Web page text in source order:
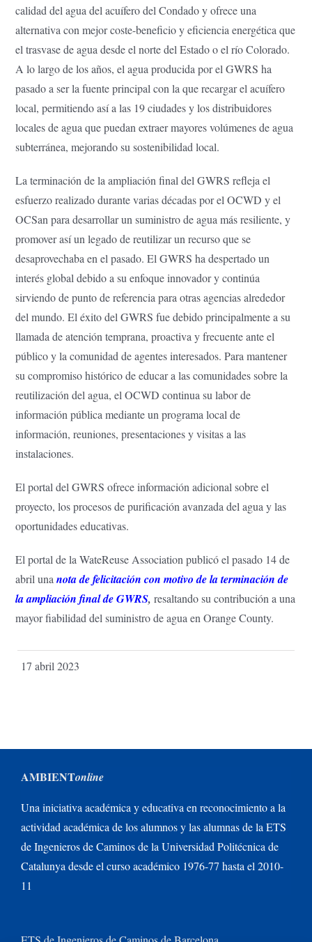
calidad del agua del acuífero del Condado y ofrece una
alternativa con mejor coste-beneficio y eficiencia energética que
el trasvase de agua desde el norte del Estado o el río Colorado.
A lo largo de los años, el agua producida por el GWRS ha
pasado a ser la fuente principal con la que recargar el acuífero
local, permitiendo así a las 19 ciudades y los distribuidores
locales de agua que puedan extraer mayores volúmenes de agua
subterránea, mejorando su sostenibilidad local.
La terminación de la ampliación final del GWRS refleja el
esfuerzo realizado durante varias décadas por el OCWD y el
OCSan para desarrollar un suministro de agua más resiliente, y
promover así un legado de reutilizar un recurso que se
desaprovechaba en el pasado. El GWRS ha despertado un
interés global debido a su enfoque innovador y continúa
sirviendo de punto de referencia para otras agencias alrededor
del mundo. El éxito del GWRS fue debido principalmente a su
llamada de atención temprana, proactiva y frecuente ante el
público y la comunidad de agentes interesados. Para mantener
su compromiso histórico de educar a las comunidades sobre la
reutilización del agua, el OCWD continua su labor de
información pública mediante un programa local de
información, reuniones, presentaciones y visitas a las
instalaciones.
El portal del GWRS ofrece información adicional sobre el
proyecto, los procesos de purificación avanzada del agua y las
oportunidades educativas.
El portal de la WateReuse Association publicó el pasado 14 de
abril unanota de felicitación con motivo de la terminación de
la ampliación final de GWRS, resaltando su contribución a una
mayor fiabilidad del suministro de agua en Orange County.
17 abril 2023
AMBIENTonline
Una iniciativa académica y educativa en reconocimiento a la
actividad académica de los alumnos y las alumnas de la ETS
de Ingenieros de Caminos de la Universidad Politécnica de
Catalunya desde el curso académico 1976-77 hasta el 2010-
11